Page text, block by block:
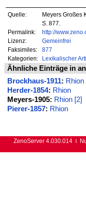
Quelle:
Meyers Großes
S. 877.
Permalink:
http://
Lizenz:
Gemeinfrei
Faksimiles:
877
Kategorien:
Lexikalischer
Ähnliche Einträge in
Brockhaus-1911: Rhion
Herder-1854: Rhion
Meyers-1905: Rhion [2]
Pierer-1857: Rhion
ZenoServer 4.030.014